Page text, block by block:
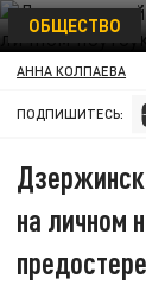
ОБЩЕСТВО
АННА КОЛПАЕВА
ПОДПИШИТЕСЬ:
на личном